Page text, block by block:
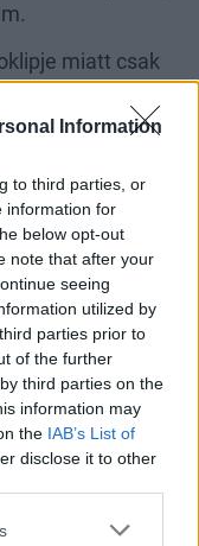
Information
to third parties, or
information for
below opt-out
note that after your
seeing
utilized by
parties prior to
of the further
third parties on the
information may
the IAB’s List of
disclose it to other
or more Google
miatt csak
már a filmet.
Zayn Malik és
a mai napon.
új klipet: